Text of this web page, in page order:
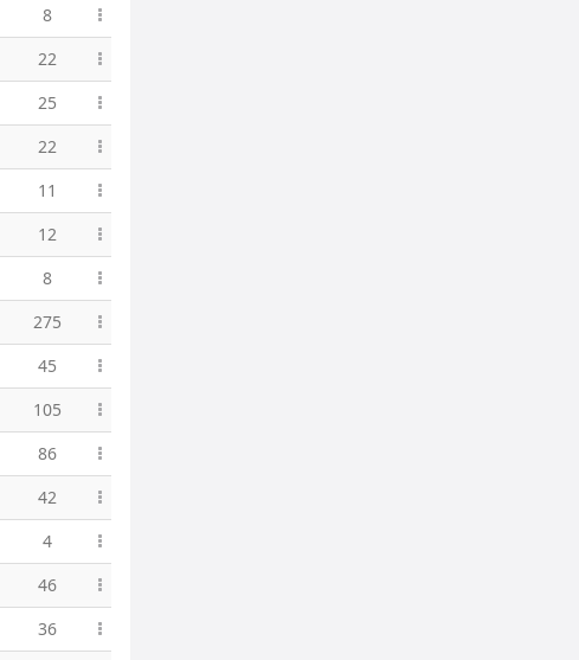
8
22
25
22
11
12
8
275
45
105
86
42
4
46
36